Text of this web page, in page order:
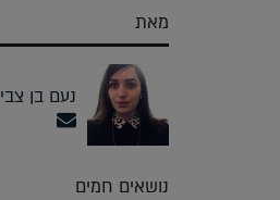
מאת
נעם בן צבי
נושאים חמים